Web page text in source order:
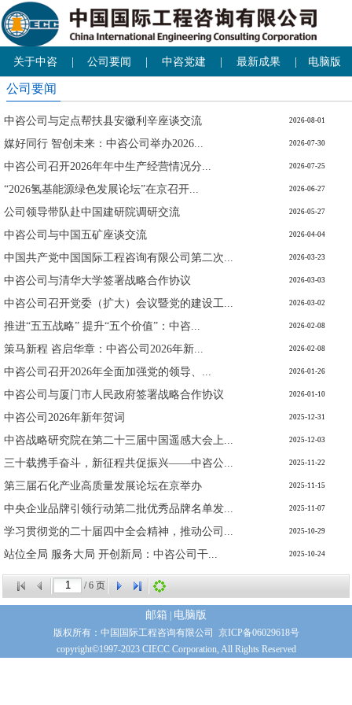
关于中咨 公司要闻 中咨党建 最新成果 电脑版
公司要闻
中咨公司与定点帮扶县安徽利辛座谈交流 2026-08-01
媒好同行 智创未来：中咨公司举办2026... 2026-07-30
中咨公司召开2026年年中生产经营情况分... 2026-07-25
“2026氢基能源绿色发展论坛”在京召开... 2026-06-27
公司领导带队赴中国建研院调研交流 2026-05-27
中咨公司与中国五矿座谈交流 2026-04-04
中国共产党中国国际工程咨询有限公司第二次... 2026-03-23
中咨公司与清华大学签署战略合作协议 2026-03-03
中咨公司召开党委（扩大）会议暨党的建设工... 2026-03-02
推进“五五战略” 提升“五个价值”：中咨... 2026-02-08
策马新程 咨启华章：中咨公司2026年新... 2026-02-08
中咨公司召开2026年全面加强党的领导、... 2026-01-26
中咨公司与厦门市人民政府签署战略合作协议 2026-01-10
中咨公司2026年新年贺词 2025-12-31
中咨战略研究院在第二十三届中国遥感大会上... 2025-12-03
三十载携手奋斗，新征程共促振兴——中咨公... 2025-11-22
第三届石化产业高质量发展论坛在京举办 2025-11-15
中央企业品牌引领行动第二批优秀品牌名单发... 2025-11-07
学习贯彻党的二十届四中全会精神，推动公司... 2025-10-29
站位全局 服务大局 开创新局：中咨公司干... 2025-10-24
/6 页
邮箱 电脑版
版权所有：中国国际工程咨询有限公司 京ICP备06029618号
copyright©1997-2023 CIECC Corporation, All Rights Reserved